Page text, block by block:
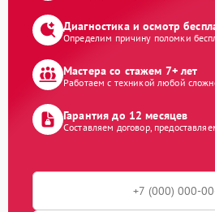
Диагностика и осмотр
Определим причину поломки
Мастера со стажем 7+ лет
Работаем с техникой любой
Гарантия до 12 месяцев
Составляем договор,